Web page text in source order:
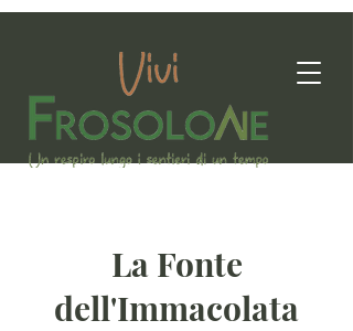
La Fonte
dell'Immacolata